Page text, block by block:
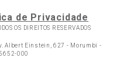
de Privacidade
OS DIREITOS RESERVADOS
Albert Einstein, 627 - Morumbi -
000